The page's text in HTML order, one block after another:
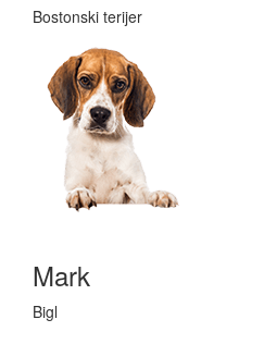
Bostonski terijer
Mark
Bigl